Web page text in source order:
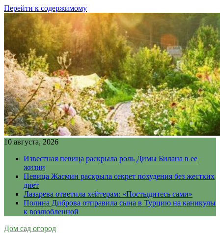
Перейти к содержимому
10 августа, 2026
Известная певица раскрыла роль Димы Билана в ее
жизни
Певица Жасмин раскрыла секрет похудения без жестких
диет
Лазарева ответила хейтерам: «Постыдитесь сами»
Полина Диброва отправила сына в Турцию на каникулы
к возлюбленной
Дом сад огород